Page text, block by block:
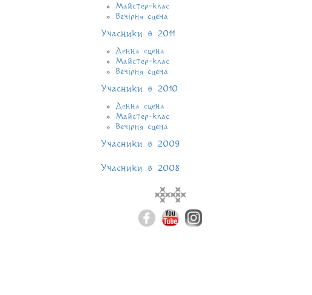
Майстер-клас
Вечірня сцена
Учасники в 2011
Денна сцена
Майстер-клас
Вечірня сцена
Учасники в 2010
Денна сцена
Майстер-клас
Вечірня сцена
Учасники в 2009
Учасники в 2008